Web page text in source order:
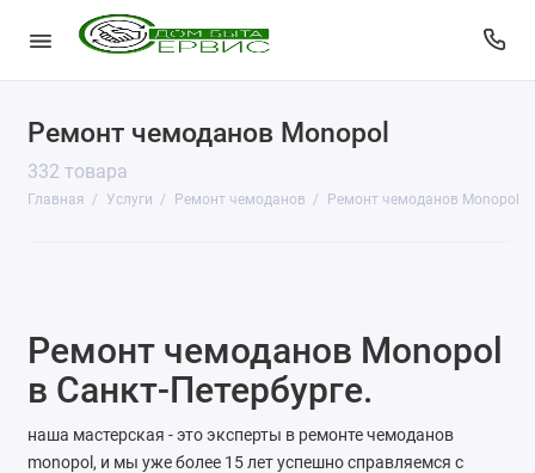
Ремонт чемоданов Monopol
332 товара
Главная Услуги Ремонт чемоданов Ремонт чемоданов Monopol
КопиЦентр
Сувенирная продукция
Заправка картриджей
Изготовление ключей
Пульты для ворот и шлагбаумов
Ремонт чемоданов Monopol
в Санкт-Петербурге.
наша мастерская - это эксперты в ремонте чемоданов
monopol, и мы уже более 15 лет успешно справляемся с